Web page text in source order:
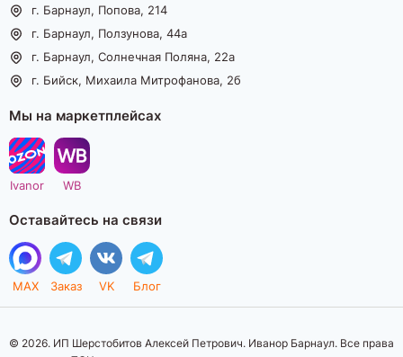
г. Барнаул, Попова, 214
г. Барнаул, Ползунова, 44а
г. Барнаул, Солнечная Поляна, 22а
г. Бийск, Михаила Митрофанова, 2б
Мы на маркетплейсах
Ivanor WB
Оставайтесь на связи
MAX Заказ VK Блог
© 2026. ИП Шерстобитов Алексей Петрович. Иванор Барнаул. Все права